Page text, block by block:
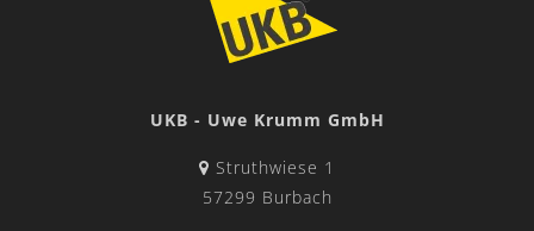
UKB - Uwe Krumm GmbH
Struthwiese 1
57299 Burbach